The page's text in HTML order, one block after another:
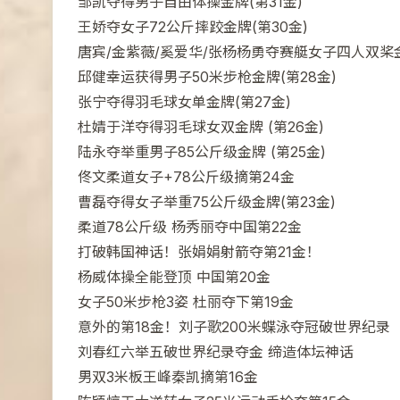
王娇夺女子72公斤摔跤金牌(第30金)
唐宾/金紫薇/奚爱华/张杨杨勇夺赛艇女子四人双桨
邱健幸运获得男子50米步枪金牌(第28金)
张宁夺得羽毛球女单金牌(第27金)
杜婧于洋夺得羽毛球女双金牌 (第26金)
陆永夺举重男子85公斤级金牌 (第25金)
佟文柔道女子+78公斤级摘第24金
曹磊夺得女子举重75公斤级金牌(第23金)
柔道78公斤级 杨秀丽夺中国第22金
打破韩国神话！张娟娟射箭夺第21金！
杨威体操全能登顶 中国第20金
女子50米步枪3姿 杜丽夺下第19金
意外的第18金！刘子歌200米蝶泳夺冠破世界纪录
刘春红六举五破世界纪录夺金 缔造体坛神话
男双3米板王峰秦凯摘第16金